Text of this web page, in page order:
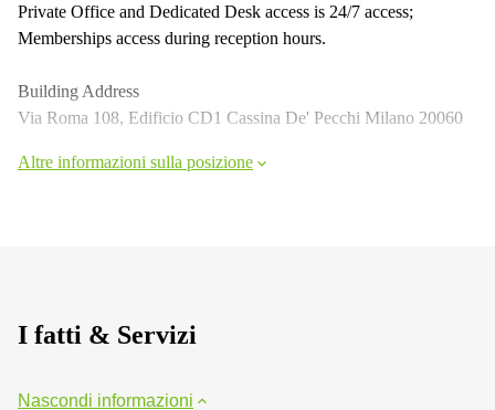
Private Office and Dedicated Desk access is 24/7 access;
Memberships access during reception hours.
Building Address
Via Roma 108, Edificio CD1 Cassina De' Pecchi Milano 20060
Altre informazioni sulla posizione
I fatti & Servizi
Nascondi informazioni